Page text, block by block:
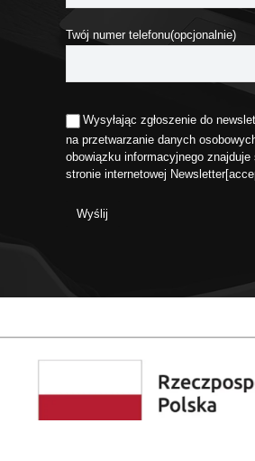
Twój numer telefonu(opcjonalnie)
Wysyłając zgłoszenie do
na przetwarzanie danych
obowiązku informacyjnego znajduje
stronie internetowej Newsletter